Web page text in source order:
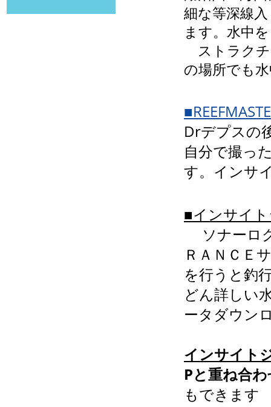
細な等深線
ます。水中
ストラク
の場所でも
Drデプスの
自分で撮っ
す。インサ
■インサイ
ソナーロ
ＲＡＮＣＥ
を行うと釣
どん詳しい
ータダウン
インサイト
Pと重ね合
もできます